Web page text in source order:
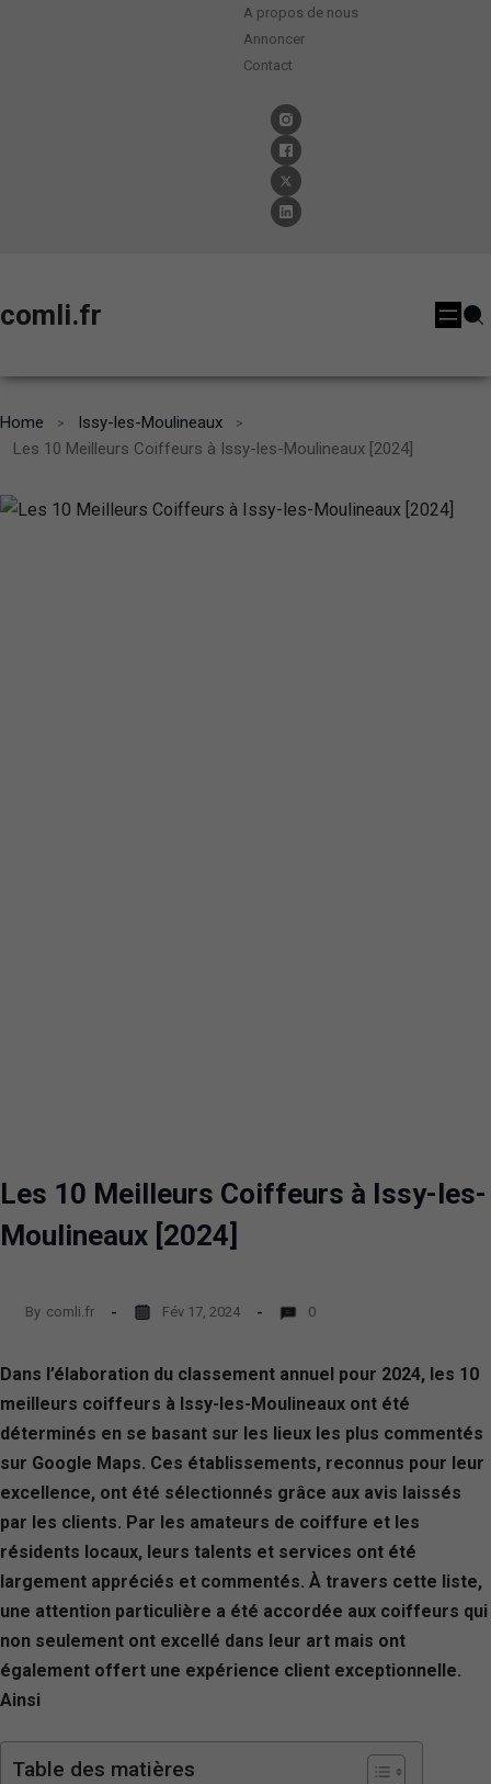
A propos de nous
Annoncer
Contact
comli.fr
Home
Issy-les-Moulineaux
Les 10 Meilleurs Coiffeurs à Issy-les-Moulineaux [2024]
Les 10 Meilleurs Coiffeurs à Issy-les-
Moulineaux [2024]
By comli.fr Fév 17, 2024 0
Dans l’élaboration du classement annuel pour 2024, les 10
meilleurs coiffeurs à Issy-les-Moulineaux ont été
déterminés en se basant sur les lieux les plus commentés
sur Google Maps. Ces établissements, reconnus pour leur
excellence, ont été sélectionnés grâce aux avis laissés
par les clients. Par les amateurs de coiffure et les
résidents locaux, leurs talents et services ont été
largement appréciés et commentés. À travers cette liste,
une attention particulière a été accordée aux coiffeurs qui
non seulement ont excellé dans leur art mais ont
également offert une expérience client exceptionnelle.
Ainsi
Table des matières